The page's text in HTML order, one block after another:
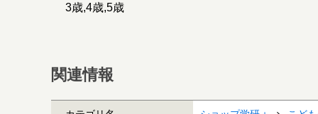
3歳,4歳,5歳
関連情報